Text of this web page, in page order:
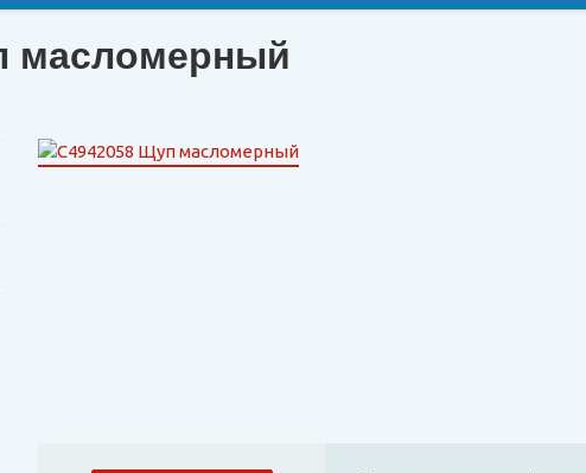
масломерный